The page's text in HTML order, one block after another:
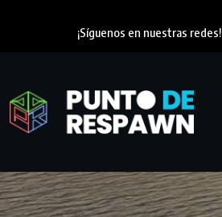
¡Síguenos en nuestras redes!